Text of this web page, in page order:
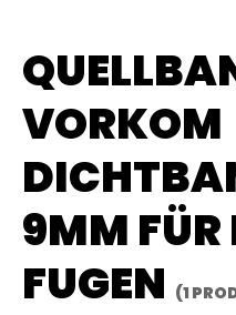
VORKOM
9MM FÜR
FUGEN (1